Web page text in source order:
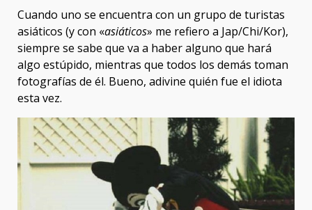
Cuando uno se encuentra con un grupo de turistas
asiáticos (y con «asiáticos» me refiero a Jap/Chi/Kor),
siempre se sabe que va a haber alguno que hará
algo estúpido, mientras que todos los demás toman
fotografías de él. Bueno, adivine quién fue el idiota
esta vez.